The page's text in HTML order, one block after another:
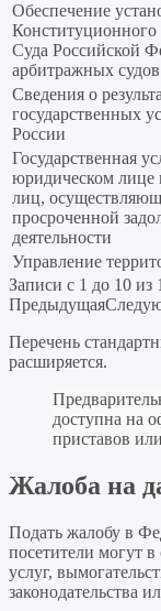
Обеспечение
Суда Российской
арбитражных судов
Сведения о
государственных
России
Государственная
юридическом лице
лиц,
просроченной
деятельности
Управление
Записи с 1 до 10 из
Предыдущая
Перечень
расширяется.
доступна на
приставов
Жалоба на
Подать жалобу в
посетители могут в
услуг,
законодательства